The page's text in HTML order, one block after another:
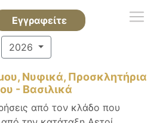
Εγγραφείτε
2026
Νυφικά, Προσκλητήρια
- Βασιλικά
από τον κλάδο που